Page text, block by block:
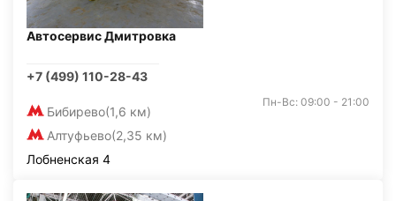
Автосервис Дмитровка
+7 (499) 110-28-43
Бибирево(1,6 км)
Алтуфьево(2,35 км)
Пн-Вс: 09:00 - 21:00
Лобненская 4